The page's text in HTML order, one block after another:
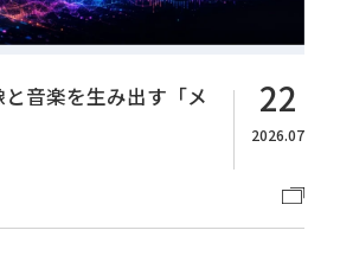
音楽を生み出す「メ
22
2026.07